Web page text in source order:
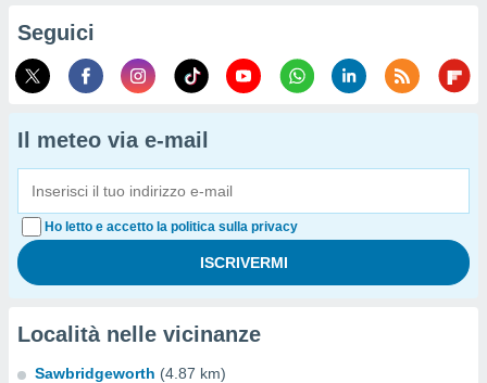
Seguici
Il meteo via e-mail
Ho letto e accetto la politica sulla privacy
Località nelle vicinanze
Sawbridgeworth (4.87 km)